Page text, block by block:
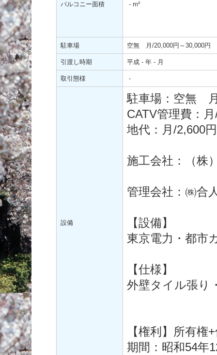
バルコニー面積 - m²
駐車場 空無 月/20,000円～30,000円
引渡し時期 平成 - 年 - 月
取引態様 -
設備
駐車場：空無
CATV管理費：
地代：月/2,600円
施工会社：（株
管理会社：㈱合
【設備】
東京電力・都市
【仕様】
外壁タイル張り
【権利】所有権
期間：昭和54年